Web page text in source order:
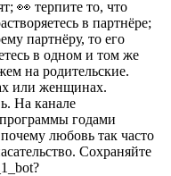
👀 терпите то, что
в партнёре;
партнёру, то его
в одном и том же
на родительские.
или женщинах.
На канале
годами
любовь так часто
Сохраняйте